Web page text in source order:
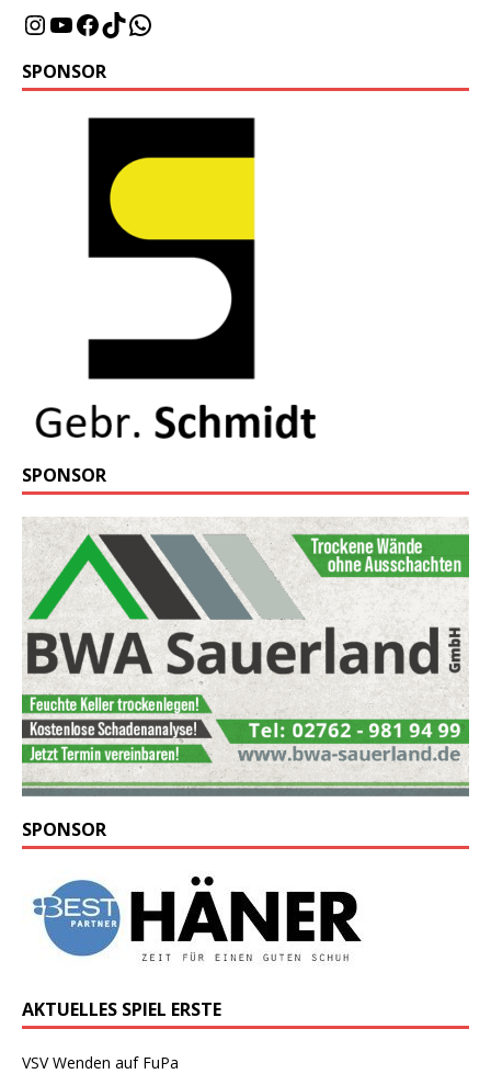
SPONSOR
SPONSOR
SPONSOR
AKTUELLES SPIEL ERSTE
VSV Wenden auf FuPa